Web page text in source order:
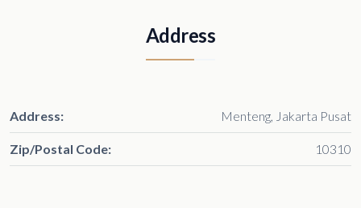
Address
Address: Menteng, Jakarta Pusat
Zip/Postal Code: 10310